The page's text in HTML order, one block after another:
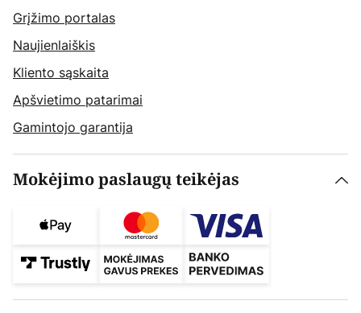
Grįžimo portalas
Naujienlaiškis
Kliento sąskaita
Apšvietimo patarimai
Gamintojo garantija
Mokėjimo paslaugų teikėjas